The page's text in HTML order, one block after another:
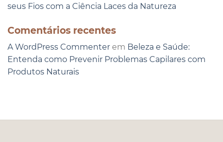
seus Fios com a Ciência Laces da Natureza
Comentários recentes
A WordPress Commenter em Beleza e Saúde:
Entenda como Prevenir Problemas Capilares com
Produtos Naturais